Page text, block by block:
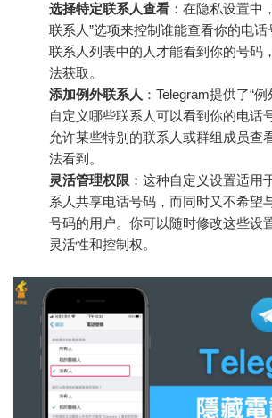
选择特定联系人查看 ：在隐私设置中
联系人”选项来控制谁能查看你的电
联系人列表中的人才能看到你的号码
法获取。
添加例外联系人 ：Telegram提供了“
自定义哪些联系人可以看到你的电话
允许某些特别的联系人或群组成员查
法看到。
灵活管理权限 ：这种自定义设置适用
系人共享电话号码，而同时又不希望
号码的用户。你可以随时修改这些设
灵活性和控制权。